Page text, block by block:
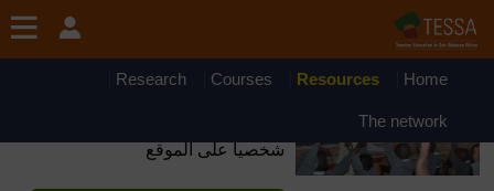
تجاوز إلى المحتوى الرئيسي
OpenLearn Create will be unavailable on Wednesday 12
August 2026 from 8am to 10.30am (GMT) due to routine
Home
Resources
Courses
Research
The network
شخصياً على الموقع